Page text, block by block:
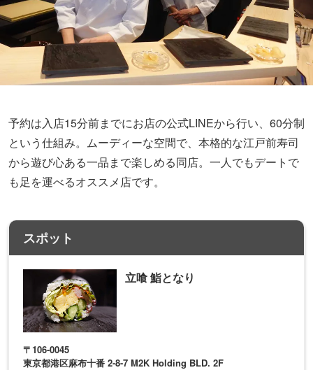
予約は入店15分前までにお店の公式LINEから行い、60分制
という仕組み。ムーディーな空間で、本格的な江戸前寿司
から遊び心ある一品まで楽しめる同店。一人でもデートで
も足を運べるオススメ店です。
スポット
立喰 鮨となり
〒106-0045
東京都港区麻布十番 2-8-7 M2K Holding BLD. 2F